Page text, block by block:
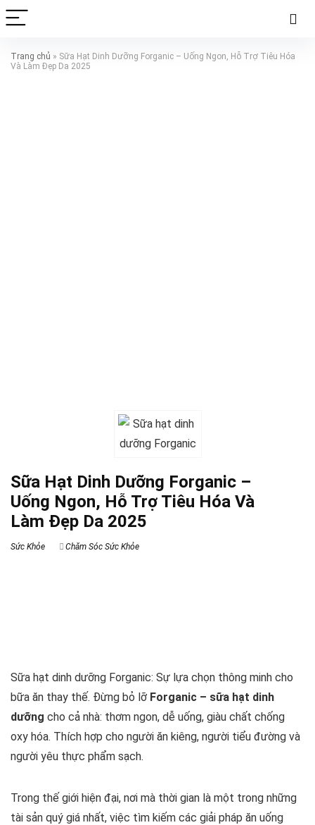
Trang chủ » Sữa Hạt Dinh Dưỡng Forganic – Uống Ngon, Hỗ Trợ Tiêu Hóa
Và Làm Đẹp Da 2025
Sữa Hạt Dinh Dưỡng Forganic –
Uống Ngon, Hỗ Trợ Tiêu Hóa Và
Làm Đẹp Da 2025
Sức Khỏe Chăm Sóc Sức Khỏe
Sữa hạt dinh dưỡng Forganic: Sự lựa chọn thông minh cho
bữa ăn thay thế. Đừng bỏ lỡ Forganic – sữa hạt dinh
dưỡng cho cả nhà: thơm ngon, dễ uống, giàu chất chống
oxy hóa. Thích hợp cho người ăn kiêng, người tiểu đường và
người yêu thực phẩm sạch.
Trong thế giới hiện đại, nơi mà thời gian là một trong những
tài sản quý giá nhất, việc tìm kiếm các giải pháp ăn uống